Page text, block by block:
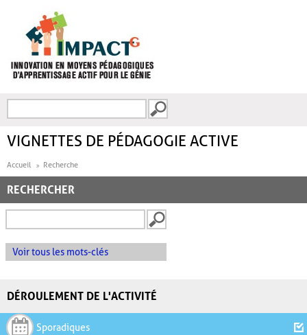
FORMULAIRE DE
VIGNETTES DE PÉDAGOGIE ACTIVE
Accueil Recherche
RECHERCHER
Voir tous les mots-clés
DÉROULEMENT DE L'ACTIVITÉ
Sporadiques